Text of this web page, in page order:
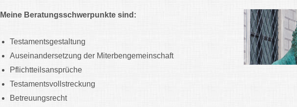
Meine Beratungsschwerpunkte sind:
Testamentsgestaltung
Auseinandersetzung der Miterbengemeinschaft
Pflichtteilsansprüche
Testamentsvollstreckung
Betreuungsrecht